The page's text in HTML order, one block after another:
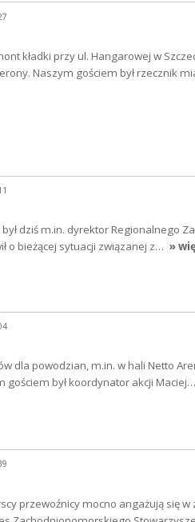
kładki przy ul. Hangarowej w
Naszym gościem był rzecznik
dziś m.in. dyrektor Regionalnego
o bieżącej sytuacji związanej z… »
dla powodzian, m.in. w hali Netto
gościem był koordynator akcji Maciej…
przewoźnicy mocno angażują się